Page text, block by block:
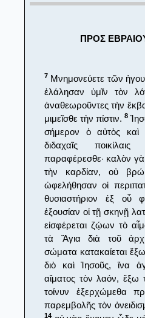
ΠΡΟΣ
7 Μνημονεύετε τῶν
ἐλάλησαν ὑμῖν τὸν
ἀναθεωροῦντες τὴν
μιμεῖσθε τὴν πίστιν. 8
σήμερον ὁ αὐτὸς καὶ
διδαχαῖς
παραφέρεσθε· καλὸν
τὴν καρδίαν, οὐ
ὠφελήθησαν οἱ
θυσιαστήριον ἐξ οὗ
ἐξουσίαν οἱ τῇ σκηνῇ
εἰσφέρεται ζῴων τὸ
τὰ Ἅγια διὰ τοῦ
σώματα κατακαίεται
διὸ καὶ Ἰησοῦς, ἵνα
αἵματος τὸν λαόν, ἔξω
τοίνυν ἐξερχώμεθα
παρεμβολῆς τὸν
14